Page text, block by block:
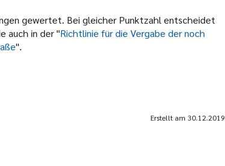
gewertet. Bei gleicher Punktzahl entscheidet
auch in der "Richtlinie für die Vergabe der noch
".
Erstellt am 30.12.2019